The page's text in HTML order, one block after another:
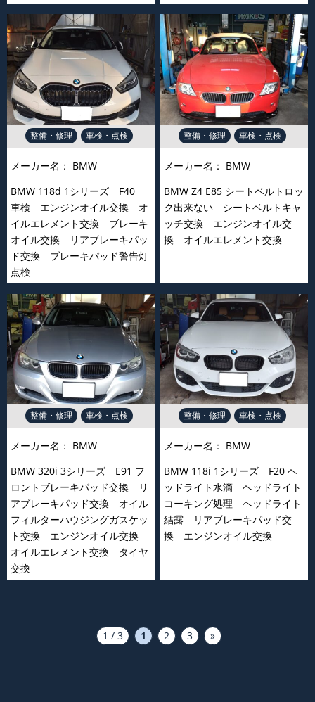
整備・修理 車検・点検
メーカー名： BMW
BMW 118d 1シリーズ F40
車検 エンジンオイル交換 オ
イルエレメント交換 ブレーキ
オイル交換 リアブレーキパッ
ド交換 ブレーキパッド警告灯
点検
整備・修理 車検・点検
メーカー名： BMW
BMW Z4 E85 シートベルトロッ
ク出来ない シートベルトキャ
ッチ交換 エンジンオイル交
換 オイルエレメント交換
整備・修理 車検・点検
メーカー名： BMW
BMW 320i 3シリーズ E91 フ
ロントブレーキパッド交換 リ
アブレーキパッド交換 オイル
フィルターハウジングガスケッ
ト交換 エンジンオイル交換
オイルエレメント交換 タイヤ
交換
整備・修理 車検・点検
メーカー名： BMW
BMW 118i 1シリーズ F20 ヘ
ッドライト水滴 ヘッドライト
コーキング処理 ヘッドライト
結露 リアブレーキパッド交
換 エンジンオイル交換
1 / 3 1 2 3 »